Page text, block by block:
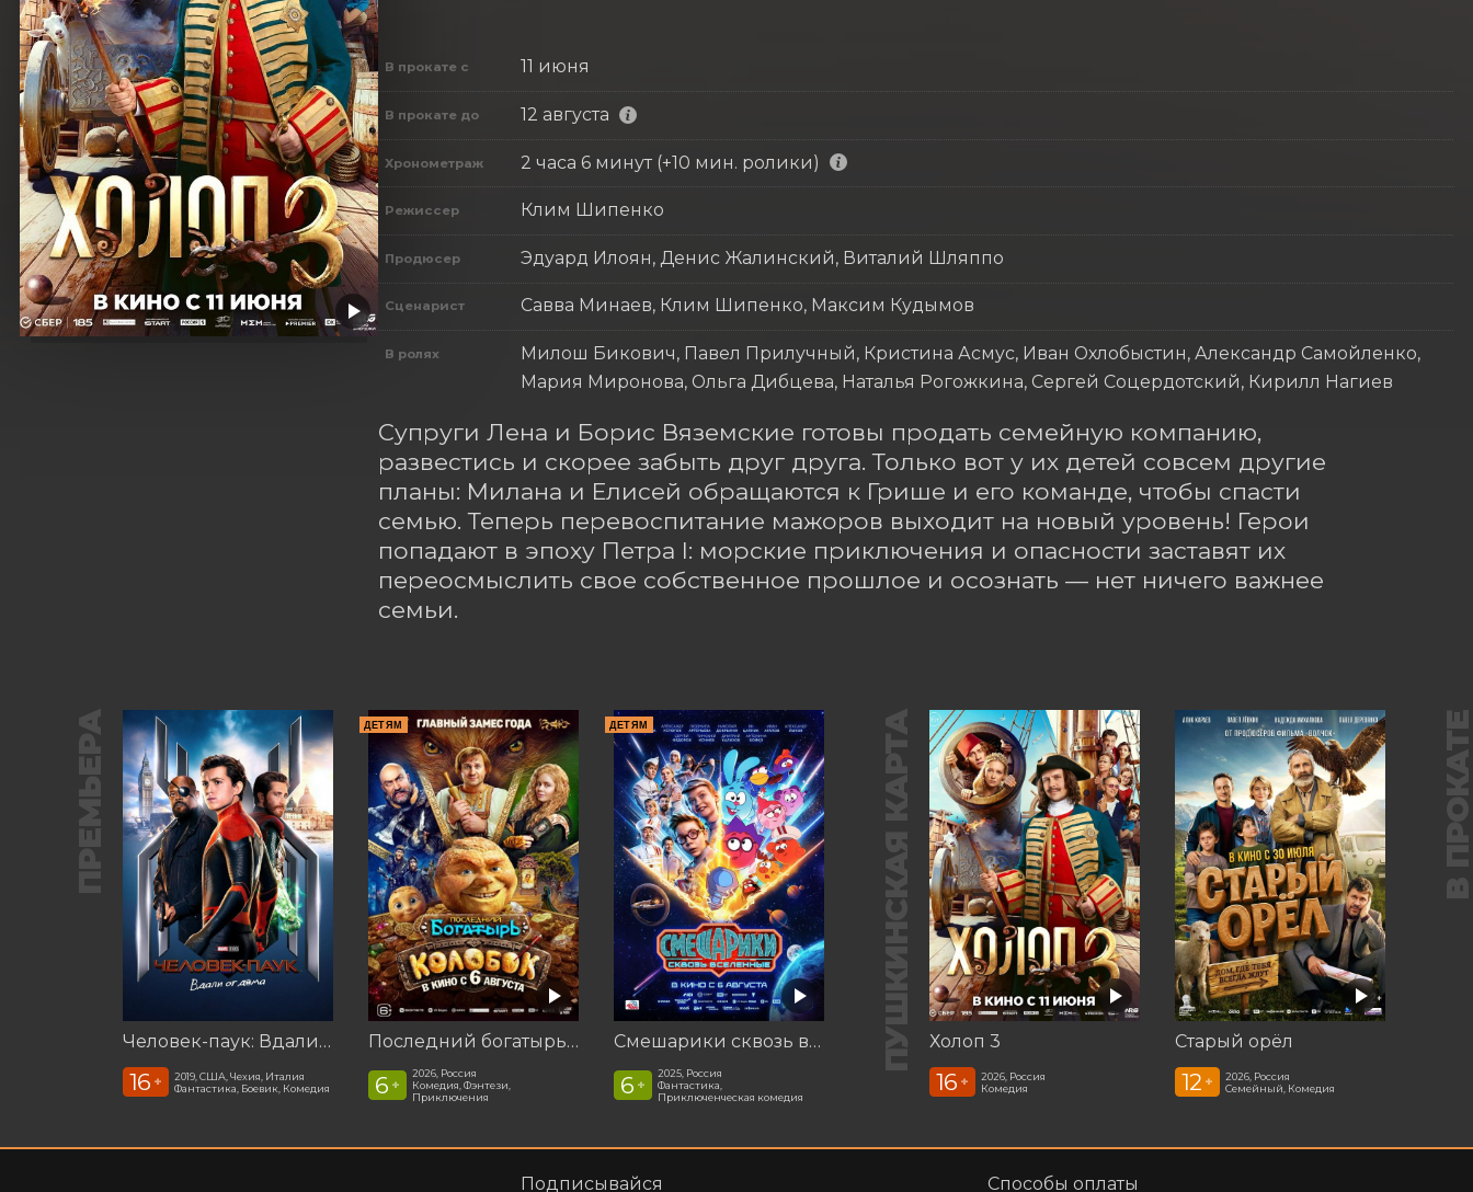
В прокате с 11 июня
В прокате до 12 августа
Хронометраж 2 часа 6 минут (+10 мин. ролики)
Режиссер Клим Шипенко
Продюсер Эдуард Илоян, Денис Жалинский, Виталий Шляппо
Сценарист Савва Минаев, Клим Шипенко, Максим Кудымов
В ролях
Милош Бикович, Павел Прилучный, Кристина Асмус, Иван Охлобыстин, Александр Самойленко,
Мария Миронова, Ольга Дибцева, Наталья Рогожкина, Сергей Соцердотский, Кирилл Нагиев
Супруги Лена и Борис Вяземские готовы продать семейную компанию,
развестись и скорее забыть друг друга. Только вот у их детей совсем другие
планы: Милана и Елисей обращаются к Грише и его команде, чтобы спасти
семью. Теперь перевоспитание мажоров выходит на новый уровень! Герои
попадают в эпоху Петра I: морские приключения и опасности заставят их
переосмыслить свое собственное прошлое и осознать — нет ничего важнее
семьи.
ПРЕМЬЕРА
Человек-паук: Вдали от дома (2019)
16 +
2019, США, Чехия, Италия
Фантастика, Боевик, Комедия
ДЕТЯМ
Последний богатырь. Колобок
6 +
2026, Россия
Комедия, Фэнтези,
Приключения
ДЕТЯМ
Смешарики сквозь вселенные
6 +
2025, Россия
Фантастика,
Приключенческая комедия
ПУШКИНСКАЯ КАРТА Холоп 3
16 +
2026, Россия
Комедия
Старый орёл
12 +
2026, Россия
Семейный, Комедия
В
Подписывайся Способы оплаты